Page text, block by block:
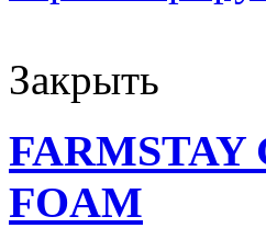
Закрыть
FARMSTAY
FOAM